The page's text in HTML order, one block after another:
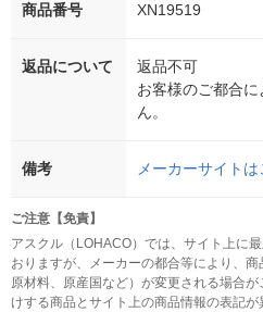
商品番号 XN19519
返品について
返品不可
お客様のご都合
ん。
備考 メーカーサイトは
ご注意【免責】
アスクル（LOHACO）では、サイト上に
おりますが、メーカーの都合等により、商
原材料、原産国など）が変更される場合
けする商品とサイト上の商品情報の表記